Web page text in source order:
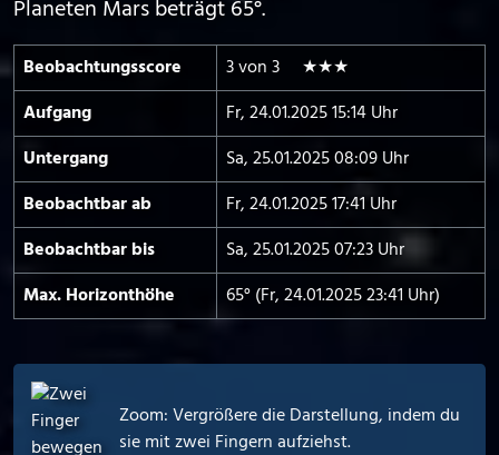
Planeten Mars beträgt 65°.
Beobachtungs­score
3 von 3 ★★★
Aufgang
Fr, 24.01.2025 15:14 Uhr
Untergang
Sa, 25.01.2025 08:09 Uhr
Beobachtbar ab
Fr, 24.01.2025 17:41 Uhr
Beobachtbar bis
Sa, 25.01.2025 07:23 Uhr
Max. Horizont­höhe
65° (Fr, 24.01.2025 23:41 Uhr)
Zoom: Vergrößere die Darstellung, indem du
sie mit zwei Fingern aufziehst.